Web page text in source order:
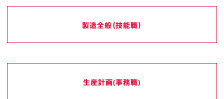
製造全般（技能職）
生産計画(事務職)